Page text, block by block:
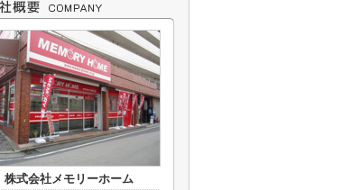
株式会社メモリーホーム